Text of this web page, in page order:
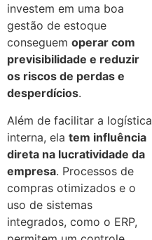
investem em uma boa
gestão de estoque
conseguem operar com
previsibilidade e reduzir
os riscos de perdas e
desperdícios.
Além de facilitar a logística
interna, ela tem influência
direta na lucratividade da
empresa. Processos de
compras otimizados e o
uso de sistemas
integrados, como o ERP,